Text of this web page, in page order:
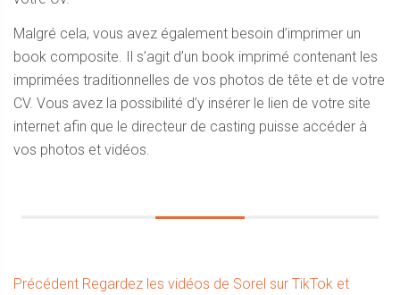
Malgré cela, vous avez également besoin d’imprimer un
book composite. Il s’agit d’un book imprimé contenant les
imprimées traditionnelles de vos photos de tête et de votre
CV. Vous avez la possibilité d’y insérer le lien de votre site
internet afin que le directeur de casting puisse accéder à
vos photos et vidéos.
Navigation
Précédent Article
Regardez les vidéos de Sorel sur TikTok et